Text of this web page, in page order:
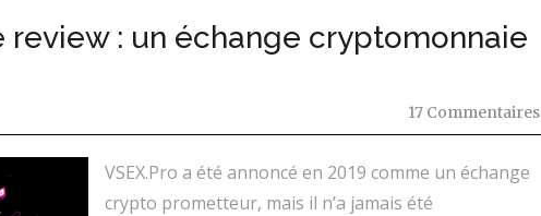
review : un échange cryptomonnaie
17 Commentaires
VSEX.Pro a été annoncé en 2019 comme un échange
crypto prometteur, mais il n’a jamais été